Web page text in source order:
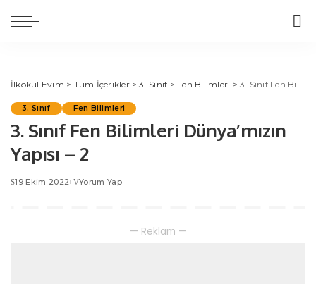
İlkokul Evim > Tüm İçerikler>3. Sınıf > Fen Bilimleri > 3. Sınıf Fen Bilimleri Dünya’mızın Yapısı – 2
3. Sınıf Fen Bilimleri
3. Sınıf Fen Bilimleri Dünya’mızın
Yapısı – 2
19 Ekim 2022 Yorum Yap
— Reklam —